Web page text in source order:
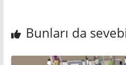
Bunları da